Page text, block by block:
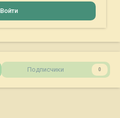
Войти
Подписчики 0